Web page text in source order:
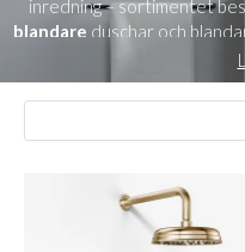
inredning – sortimentet
blandare duschar och
av termostatblandare
modeller av duscharmaturer
den dusch eller
Håll också ett öga på sajten